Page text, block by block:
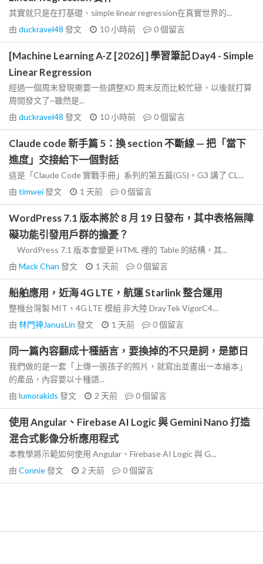
其實就只是在打基礎、simple linear regression在真實世界的...
由 duckravel48 發文 10 小時前 0個留言
[Machine Learning A-Z [2026] ] 學習筆記 Day4 - Simple
Linear Regression
經過一個周末發現需要一些調整XD 周末反而比較忙碌，以後就打算
周間發文了~雖然是...
由 duckravel48 發文 10 小時前 0個留言
Claude code 新手篇 5：換 section 不斷線 — 把「當下
進度」交接給下一個對話
這是「Claude Code 實戰手冊」系列的第五篇(G5)。G3 講了 CL...
由 timwei發文 1 天前 0個留言
WordPress 7.1 版本將於 8 月 19 日發布，其中表格無障
礙功能引發用戶群的擔憂？
WordPress 7.1 版本會變更 HTML 裡的 Table 的結構，其...
由 Mack Chan 發文 1 天前 0個留言
船舶應用，近海 4G LTE，航運 Starlink 整合運用
整機台灣製 MIT，4G LTE 模組 非大陸 DrayTek VigorC4...
由 林門神JanusLin 發文 1 天前 0個留言
同一篇內容翻成十種語言，要換掉的不只是詞，是節日
我們做的是一套「上傳一張孩子的照片，就寫出並畫出一本繪本」
的產品，內容要以十種語...
由 lumorakids 發文 2 天前 0個留言
使用 Angular、Firebase AI Logic 與 Gemini Nano 打造
混合式影像分析應用程式
本教學將示範如何使用 Angular、Firebase AI Logic 與 G...
由 Connie發文 2 天前 0個留言